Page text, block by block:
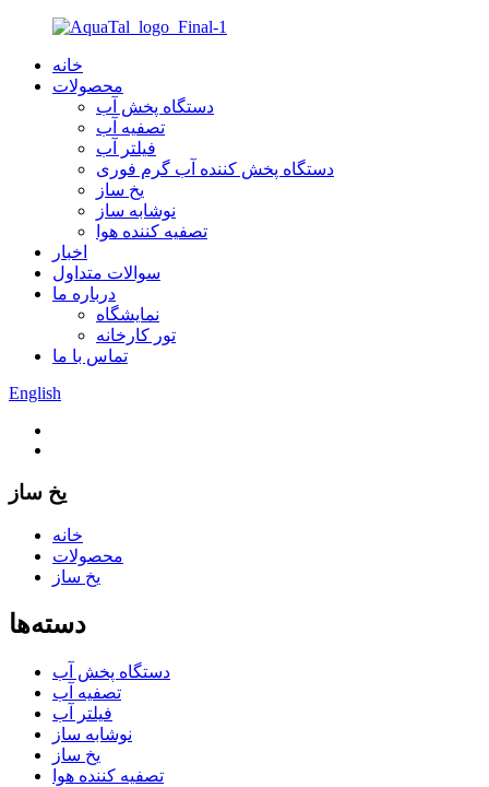
خانه
محصولات
دستگاه پخش آب
تصفیه آب
فیلتر آب
دستگاه پخش کننده آب گرم فوری
یخ ساز
نوشابه ساز
تصفیه کننده هوا
اخبار
سوالات متداول
درباره ما
نمایشگاه
تور کارخانه
تماس با ما
English
یخ ساز
خانه
محصولات
یخ ساز
دسته‌ها
دستگاه پخش آب
تصفیه آب
فیلتر آب
نوشابه ساز
یخ ساز
تصفیه کننده هوا